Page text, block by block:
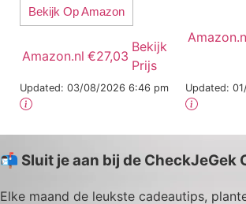
Bekijk Op Amazon
Amazon.nl €27,03
Bekijk
Prijs
Updated: 03/08/2026 6:46 pm Updated:
📬 Sluit je aan bij de CheckJeGek
Elke maand de leukste cadeautips,